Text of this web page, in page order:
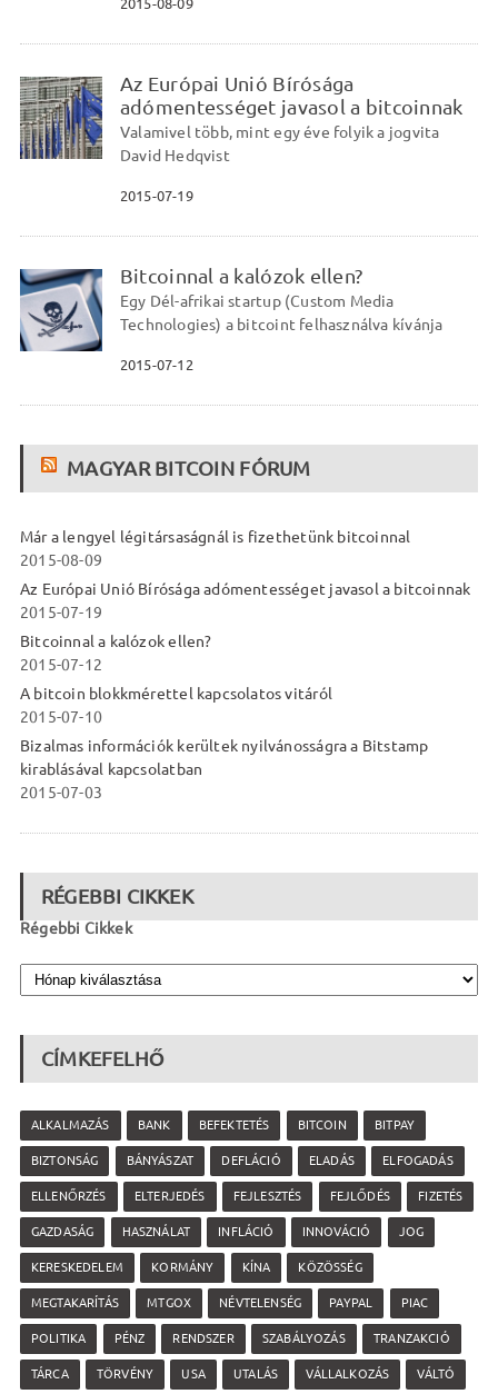
2015-08-09
Az Európai Unió Bírósága
adómentességet javasol a bitcoinnak
Valamivel több, mint egy éve folyik a jogvita
David Hedqvist
2015-07-19
Bitcoinnal a kalózok ellen?
Egy Dél-afrikai startup (Custom Media
Technologies) a bitcoint felhasználva kívánja
2015-07-12
MAGYAR BITCOIN FÓRUM
Már a lengyel légitársaságnál is fizethetünk bitcoinnal
2015-08-09
Az Európai Unió Bírósága adómentességet javasol a bitcoinnak
2015-07-19
Bitcoinnal a kalózok ellen?
2015-07-12
A bitcoin blokkmérettel kapcsolatos vitáról
2015-07-10
Bizalmas információk kerültek nyilvánosságra a Bitstamp
kirablásával kapcsolatban
2015-07-03
RÉGEBBI CIKKEK
Régebbi Cikkek
CÍMKEFELHŐ
ALKALMAZÁS BANK BEFEKTETÉS BITCOIN BITPAY
BIZTONSÁG BÁNYÁSZAT DEFLÁCIÓ ELADÁS ELFOGADÁS
ELLENŐRZÉS ELTERJEDÉS FEJLESZTÉS FEJLŐDÉS FIZETÉS
GAZDASÁG HASZNÁLAT INFLÁCIÓ INNOVÁCIÓ JOG
KERESKEDELEM KORMÁNY KÍNA KÖZÖSSÉG
MEGTAKARÍTÁS MTGOX NÉVTELENSÉG PAYPAL PIAC
POLITIKA PÉNZ RENDSZER SZABÁLYOZÁS TRANZAKCIÓ
TÁRCA TÖRVÉNY USA UTALÁS VÁLLALKOZÁS VÁLTÓ